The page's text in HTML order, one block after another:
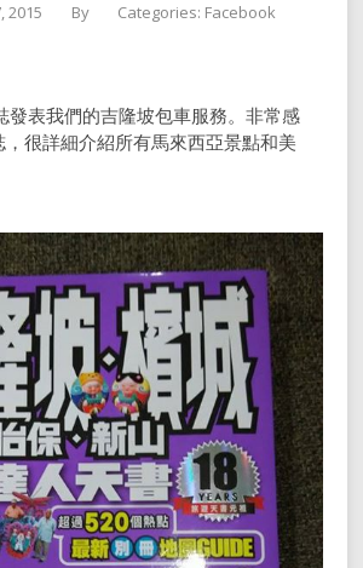
2015 By Categories: Facebook
發表我們的吉隆坡包車服務。非常感
很詳細介紹所有馬來西亞景點和美